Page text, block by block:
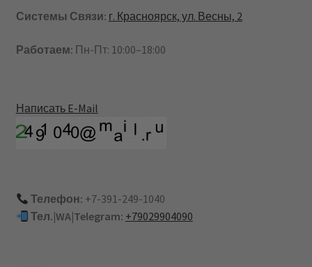
Системы Связи: г. Красноярск, ул. Весны, 2
Работаем: Пн-Пт: 10:00–18:00
Написать E-Mail
Телефон: +7-391-249-1040
Тел.|WA|Telegram: +79029904090